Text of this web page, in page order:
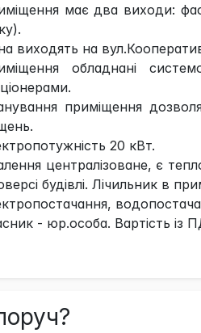
має два виходи:
виходять на
обладнані
приміщення
20 кВт.
централізоване, є
будівлі. Лічильник в
- юр.особа. Вартість із